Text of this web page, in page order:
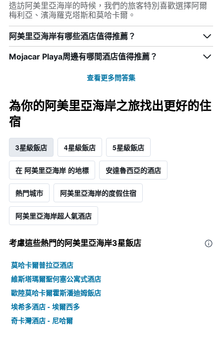
造訪阿美里亞海岸的時候，我們的旅客特別喜歡選擇阿爾
梅利亞、濱海羅克塔斯和莫哈卡爾。
阿美里亞海岸有哪些酒店值得推薦？
Mojacar Playa周邊有哪間酒店值得推薦？
查看更多問答集
為你的阿美里亞海岸之旅找出更好的住
宿
3星級飯店 4星級飯店 5星級飯店
在 阿美里亞海岸 的地標 安達魯西亞的酒店
熱門城市 阿美里亞海岸的度假住宿
阿美里亞海岸超人氣酒店
考慮這些熱門的阿美里亞海岸3星​飯店
莫哈卡爾普拉亞酒店
維斯塔瑪爾聖何塞公寓式酒店
歐陸莫哈卡爾霍斯潘迪姆飯店
埃希多酒店 - 埃爾西多
奇卡灣酒店 - 尼哈爾